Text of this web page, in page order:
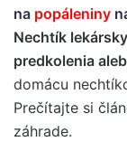
na popáleniny
Nechtík
predkolenia
domácu
Prečítajte si
záhrade.